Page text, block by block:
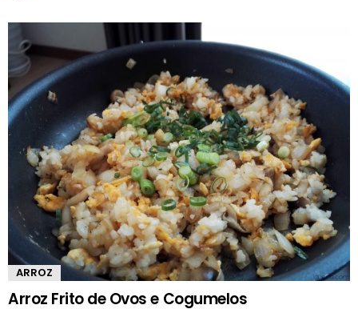
ARROZ
Arroz Frito de Ovos e Cogumelos